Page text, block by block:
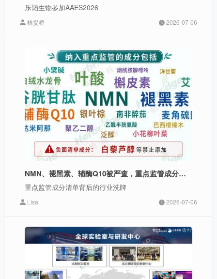
乐韬生物参加AAES2026
植提桥 2026-07-06
NMN、褪黑素、辅酶Q10被严查，重点监管成分清单背后的行业洗牌
重点监管成分清单背后的行业洗牌
Lisa 2026-07-06